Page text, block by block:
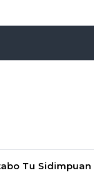
Tu Sidimpuan